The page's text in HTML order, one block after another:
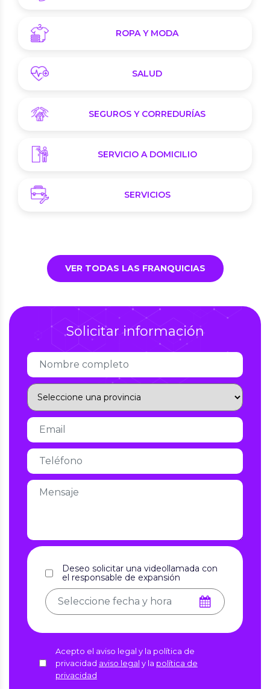
ROPA Y MODA
SALUD
SEGUROS Y CORREDURÍAS
SERVICIO A DOMICILIO
SERVICIOS
VER TODAS LAS FRANQUICIAS
Solicitar información
Deseo solicitar una videollamada con
el responsable de expansión
Acepto el aviso legal y la política de
privacidad aviso legal y la política de
privacidad